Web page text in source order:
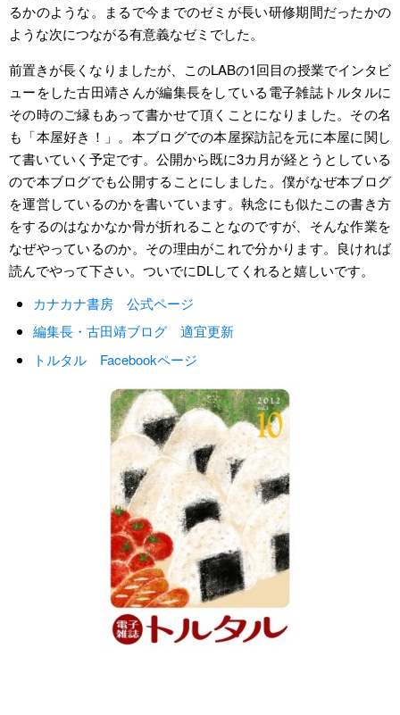
るかのような。まるで今までのゼミが長い研修期間だったかの
ような次につながる有意義なゼミでした。
前置きが長くなりましたが、このLABの1回目の授業でインタビ
ューをした古田靖さんが編集長をしている電子雑誌トルタルに
その時のご縁もあって書かせて頂くことになりました。その名
も「本屋好き！」。本ブログでの本屋探訪記を元に本屋に関し
て書いていく予定です。公開から既に3カ月が経とうとしている
ので本ブログでも公開することにしました。僕がなぜ本ブログ
を運営しているのかを書いています。執念にも似たこの書き方
をするのはなかなか骨が折れることなのですが、そんな作業を
なぜやっているのか。その理由がこれで分かります。良ければ
読んでやって下さい。ついでにDLしてくれると嬉しいです。
カナカナ書房 公式ページ
編集長・古田靖ブログ 適宜更新
トルタル Facebookページ